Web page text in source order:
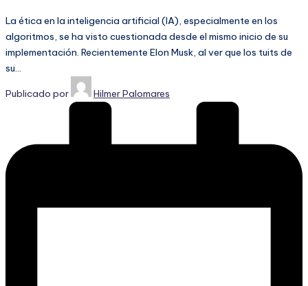
La ética en la inteligencia artificial (IA), especialmente en los
algoritmos, se ha visto cuestionada desde el mismo inicio de su
implementación. Recientemente Elon Musk, al ver que los tuits de
su…
Publicado por Hilmer Palomares